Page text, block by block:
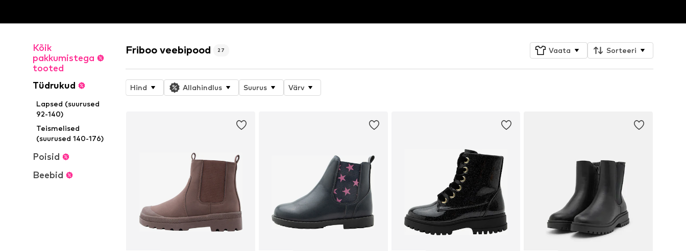
Kõik
pakkumistega
tooted
Tüdrukud
Lapsed (suurused
92-140)
Teismelised
(suurused 140-176)
Poisid
Beebid
Friboo veebipood 27 Vaata Sorteeri
Hind Allahindlus Suurus Värv